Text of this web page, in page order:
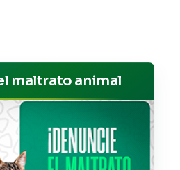
maltrato animal